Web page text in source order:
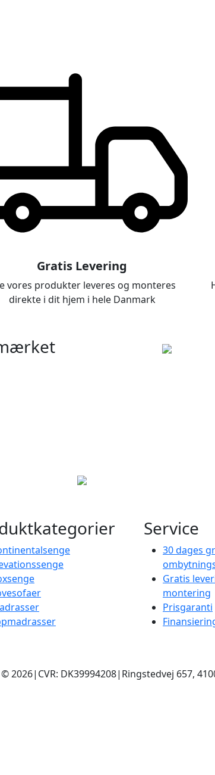
Gratis Levering
vores produkter leveres og monteres
direkte i dit hjem i hele Danmark
Service
30 dages
Gratis
montering
Prisgaranti
2026| CVR: DK39994208| Ringstedvej 657,